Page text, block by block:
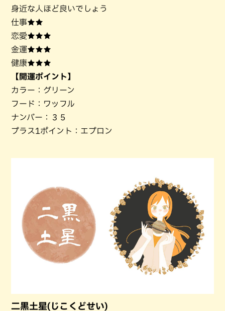
身近な人ほど良いでしょう
仕事★★
恋愛★★★
金運★★★
健康★★★
【開運ポイント】
カラー：グリーン
フード：ワッフル
ナンバー：３５
プラス1ポイント：エプロン
二黒土星(じこくどせい)